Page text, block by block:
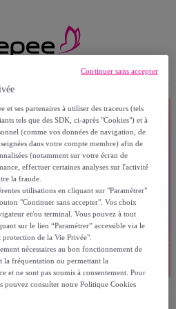
et ses partenaires à utiliser des traceurs (tels
tels que des SDK, ci-après "Cookies") et à
(comme vos données de navigation, de
dans votre compte membre) afin de
(notamment sur votre écran de
effectuer certaines analyses sur l'activité
la fraude.
utilisations en cliquant sur "Paramétrer"
"Continuer sans accepter". Vos choix
et/ou terminal. Vous pouvez à tout
sur le lien “Paramétrer” accessible via le
de la Vie Privée".
nécessaires au bon fonctionnement de
la fréquentation ou permettant la
et ne sont pas soumis à consentement. Pour
pouvez consulter notre Politique Cookies
Continuer sans accepter